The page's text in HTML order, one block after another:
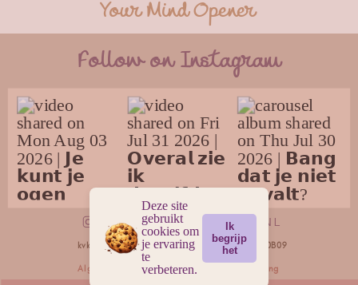
~Your Mind Opener ~
DREAMDESIGNSTUDIO.NL
Follow on Instagram
kvk: 93236336 BTW nummer NL005007880B09
Privacy verklaring
Algemene voorwaarden
Deze site
gebruikt
cookies om
je ervaring
te
verbeteren.
Ik
begrijp
het